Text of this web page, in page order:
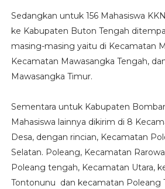
Sedangkan untuk 156 Mahasiswa
ke Kabupaten Buton Tengah
masing-masing yaitu di Kecamatan
Kecamatan Mawasangka Tengah,
Mawasangka Timur.
Sementara untuk Kabupaten
Mahasiswa lainnya dikirim di 8
Desa, dengan rincian, Kecamatan
Selatan. Poleang, Kecamatan
Poleang tengah, Kecamatan Utara,
Tontonunu dan kecamatan Poleang